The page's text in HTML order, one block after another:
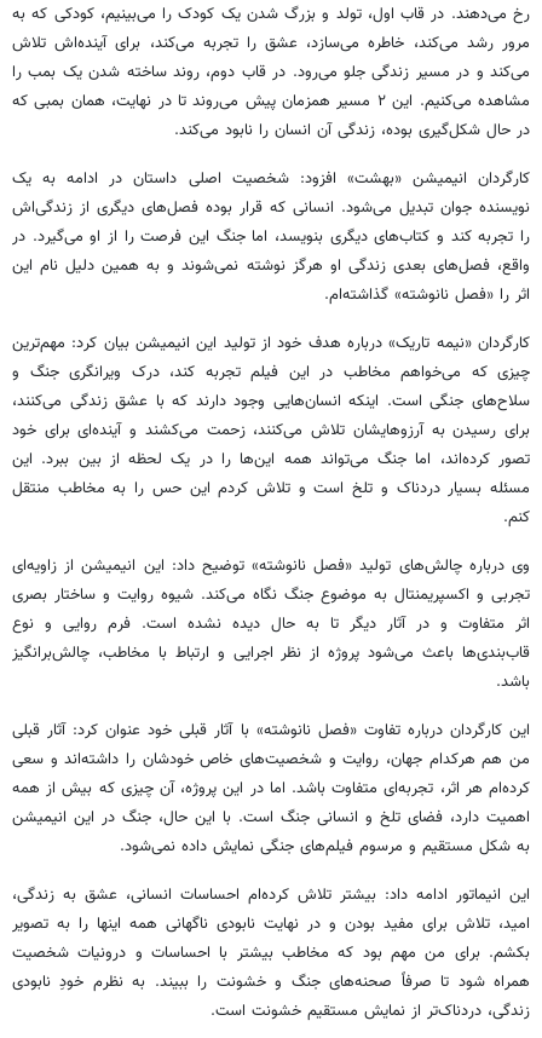
رخ می‌دهند. در قاب اول، تولد و بزرگ شدن یک کودک را می‌بینیم، کودکی که به
مرور رشد می‌کند، خاطره می‌سازد، عشق را تجربه می‌کند، برای آینده‌اش تلاش
می‌کند و در مسیر زندگی جلو می‌رود. در قاب دوم، روند ساخته شدن یک بمب را
مشاهده می‌کنیم. این ۲ مسیر همزمان پیش می‌روند تا در نهایت، همان بمبی که
در حال شکل‌گیری بوده، زندگی آن انسان را نابود می‌کند.
کارگردان انیمیشن «بهشت» افزود: شخصیت اصلی داستان در ادامه به یک
نویسنده جوان تبدیل می‌شود. انسانی که قرار بوده فصل‌های دیگری از زندگی‌اش
را تجربه کند و کتاب‌های دیگری بنویسد، اما جنگ این فرصت را از او می‌گیرد. در
واقع، فصل‌های بعدی زندگی او هرگز نوشته نمی‌شوند و به همین دلیل نام این
اثر را «فصل نانوشته» گذاشته‌ام.
کارگردان «نیمه تاریک» درباره هدف خود از تولید این انیمیشن بیان کرد: مهم‌ترین
چیزی که می‌خواهم مخاطب در این فیلم تجربه کند، درک ویرانگری جنگ و
سلاح‌های جنگی است. اینکه انسان‌هایی وجود دارند که با عشق زندگی می‌کنند،
برای رسیدن به آرزوهایشان تلاش می‌کنند، زحمت می‌کشند و آینده‌ای برای خود
تصور کرده‌اند، اما جنگ می‌تواند همه این‌ها را در یک لحظه از بین ببرد. این
مسئله بسیار دردناک و تلخ است و تلاش کردم این حس را به مخاطب منتقل
کنم.
وی درباره چالش‌های تولید «فصل نانوشته» توضیح داد: این انیمیشن از زاویه‌ای
تجربی و اکسپریمنتال به موضوع جنگ نگاه می‌کند. شیوه روایت و ساختار بصری
اثر متفاوت و در آثار دیگر تا به حال دیده نشده است. فرم روایی و نوع
قاب‌بندی‌ها باعث می‌شود پروژه از نظر اجرایی و ارتباط با مخاطب، چالش‌برانگیز
باشد.
این کارگردان درباره تفاوت «فصل نانوشته» با آثار قبلی خود عنوان کرد: آثار قبلی
من هم هرکدام جهان، روایت و شخصیت‌های خاص خودشان را داشته‌اند و سعی
کرده‌ام هر اثر، تجربه‌ای متفاوت باشد. اما در این پروژه، آن چیزی که بیش از همه
اهمیت دارد، فضای تلخ و انسانی جنگ است. با این حال، جنگ در این انیمیشن
به شکل مستقیم و مرسوم فیلم‌های جنگی نمایش داده نمی‌شود.
این انیماتور ادامه داد: بیشتر تلاش کرده‌ام احساسات انسانی، عشق به زندگی،
امید، تلاش برای مفید بودن و در نهایت نابودی ناگهانی همه اینها را به تصویر
بکشم. برای من مهم بود که مخاطب بیشتر با احساسات و درونیات شخصیت
همراه شود تا صرفاً صحنه‌های جنگ و خشونت را ببیند. به نظرم خودِ نابودی
زندگی، دردناک‌تر از نمایش مستقیم خشونت است.